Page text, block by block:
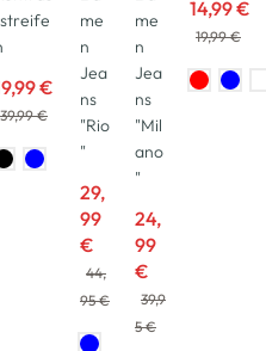
€
39,99 €
me
n
Jea
ns
"Rio
"
29,
99
€
44,
95 €
me
n
Jea
ns
"Mil
ano
"
24,
99
€
39,9
5 €
14,99 €
19,99 €